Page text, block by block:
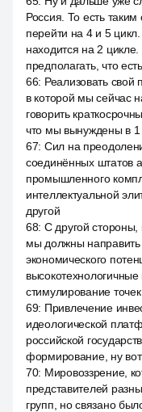
Россия. То есть
перейти на 4 и 5
находится на 2
предполагать, что
66: Реализовать свой
в которой мы сейчас
говорить
что мы вынуждены в 1
67: Сил на
соединённых штатов
промышленного
интеллектуальной
другой
68: С другой
мы должны направить
экономического
стимулирование точек
69: Привлечение
идеологической
российской
формирование, ну
70: Мировоззрение,
представителей
групп, но связано